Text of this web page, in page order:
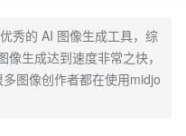
秀的 AI 图像生成工具，综
生成达到速度非常之快，
图像创作者都在使用midjo